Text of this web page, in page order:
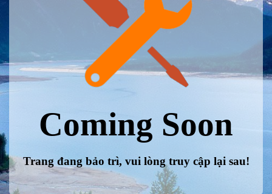
Coming Soon
Trang đang bảo trì, vui lòng truy cập lại sau!